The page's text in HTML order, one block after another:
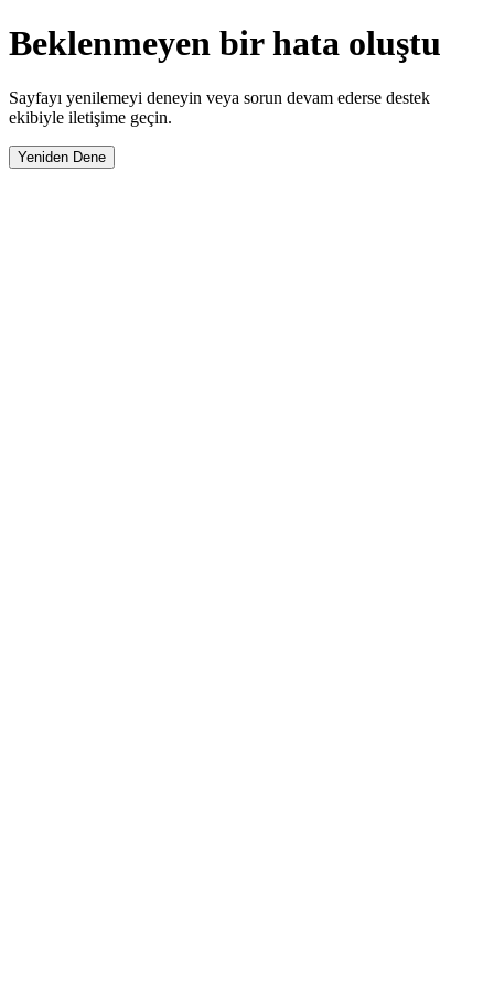
Beklenmeyen bir hata oluştu
Sayfayı yenilemeyi deneyin veya sorun devam ederse destek
ekibiyle iletişime geçin.
Yeniden Dene